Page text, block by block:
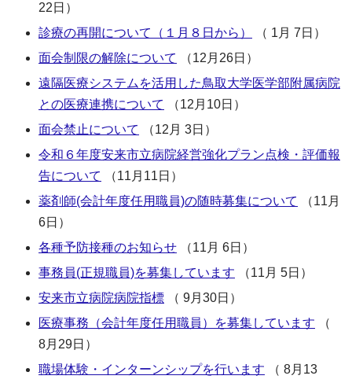
22日）
診療の再開について（１月８日から）
（ 1月 7日）
面会制限の解除について
（12月26日）
遠隔医療システムを活用した鳥取大学医学部附属病院
との医療連携について
（12月10日）
面会禁止について
（12月 3日）
令和６年度安来市立病院経営強化プラン点検・評価報
告について
（11月11日）
薬剤師(会計年度任用職員)の随時募集について
（11月
6日）
各種予防接種のお知らせ （11月 6日）
事務員(正規職員)を募集しています （11月 5日）
安来市立病院病院指標 （ 9月30日）
医療事務（会計年度任用職員）を募集しています （
8月29日）
職場体験・インターンシップを行います （ 8月13